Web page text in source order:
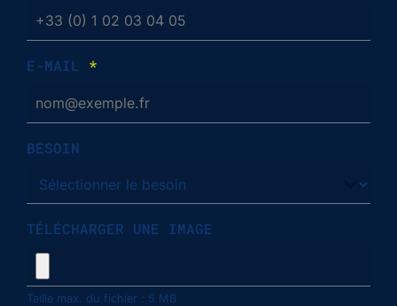
E-MAIL *
BESOIN
TÉLÉCHARGER UNE IMAGE
Taille max. du fichier : 5 MB